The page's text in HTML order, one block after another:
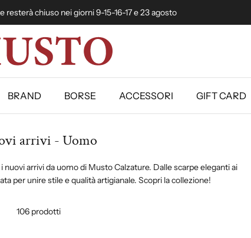
resterà chiuso nei giorni 9-15-16-17 e 23 agosto
BRAND BORSE ACCESSORI GIFT CARD
arrivi - Uomo
arrivi da uomo di Musto Calzature. Dalle scarpe eleganti ai
per unire stile e qualità artigianale. Scopri la collezione!
106 prodotti